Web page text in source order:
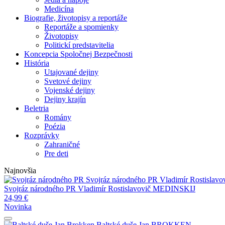
Medicína
Biografie, životopisy a reportáže
Reportáže a spomienky
Životopisy
Politickí predstavitelia
Koncepcia Spoločnej Bezpečnosti
História
Utajované dejiny
Svetové dejiny
Vojenské dejiny
Dejiny krajín
Beletria
Romány
Poézia
Rozprávky
Zahraničné
Pre deti
Najnovšia
Svojráz národného PR Vladimír
Svojráz národného PR Vladimír Rostislavovič MEDINSKIJ
24,99 €
Novinka